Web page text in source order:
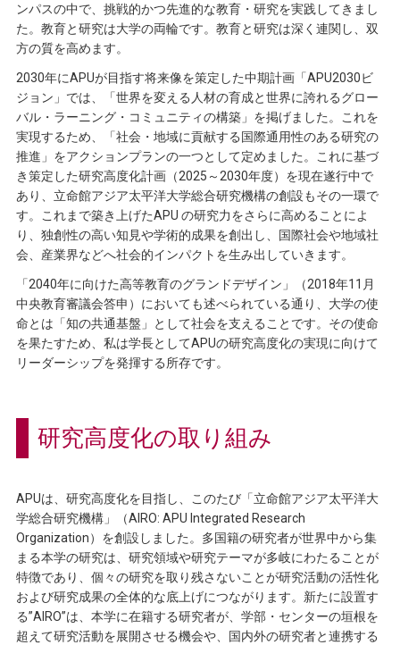
ンパスの中で、挑戦的かつ先進的な教育・研究を実践してきまし
た。教育と研究は大学の両輪です。教育と研究は深く連関し、双
方の質を高めます。
2030年にAPUが目指す将来像を策定した中期計画「APU2030ビ
ジョン」では、「世界を変える人材の育成と世界に誇れるグロー
バル・ラーニング・コミュニティの構築」を掲げました。これを
実現するため、「社会・地域に貢献する国際通用性のある研究の
推進」をアクションプランの一つとして定めました。これに基づ
き策定した研究高度化計画（2025～2030年度）を現在遂行中で
あり、立命館アジア太平洋大学総合研究機構の創設もその一環で
す。これまで築き上げたAPU の研究力をさらに高めることによ
り、独創性の高い知見や学術的成果を創出し、国際社会や地域社
会、産業界などへ社会的インパクトを生み出していきます。
「2040年に向けた高等教育のグランドデザイン」（2018年11月
中央教育審議会答申）においても述べられている通り、大学の使
命とは「知の共通基盤」として社会を支えることです。その使命
を果たすため、私は学長としてAPUの研究高度化の実現に向けて
リーダーシップを発揮する所存です。
研究高度化の取り組み
APUは、研究高度化を目指し、このたび「立命館アジア太平洋大
学総合研究機構」（AIRO: APU Integrated Research
Organization）を創設しました。多国籍の研究者が世界中から集
まる本学の研究は、研究領域や研究テーマが多岐にわたることが
特徴であり、個々の研究を取り残さないことが研究活動の活性化
および研究成果の全体的な底上げにつながります。新たに設置す
る”AIRO”は、本学に在籍する研究者が、学部・センターの垣根を
超えて研究活動を展開させる機会や、国内外の研究者と連携する